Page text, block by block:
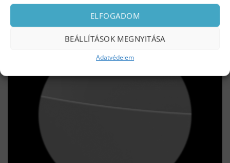
ELFOGADOM
BEÁLLÍTÁSOK MEGNYITÁSA
Adatvédelem